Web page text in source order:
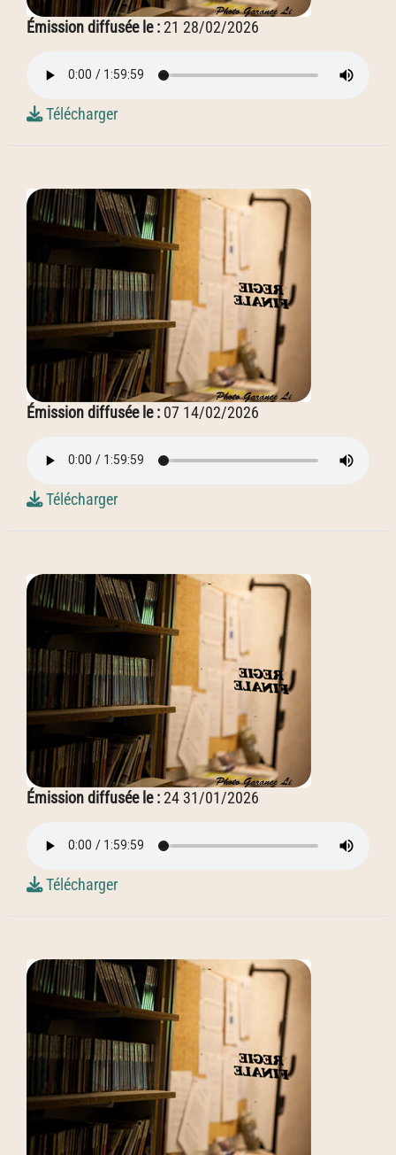
Émission diffusée le :21 28/02/2026
Télécharger
Émission diffusée le : 07 14/02/2026
Télécharger
Émission diffusée le :24 31/01/2026
Télécharger